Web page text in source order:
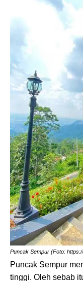
Puncak Sempur (Foto:
Puncak Sempur
tinggi. Oleh sebab